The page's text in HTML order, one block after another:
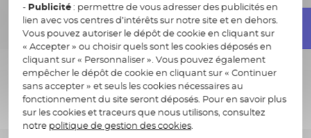
En savoir plus
La signature électronique
qualifiée (QES)
- Publicité: permettre de vous adresser des publicités en
lien avec vos centres d’intérêts sur notre site et en dehors.
Vous pouvez autoriser le dépôt de cookie en cliquant sur
« Accepter » ou choisir quels sont les cookies déposés en
cliquant sur « Personnaliser ». Vous pouvez également
empêcher le dépôt de cookie en cliquant sur « Continuer
sans accepter » et seuls les cookies nécessaires au
fonctionnement du site seront déposés. Pour en savoir plus
sur les cookies et traceurs que nous utilisons, consultez
notre politique de gestion des cookies.